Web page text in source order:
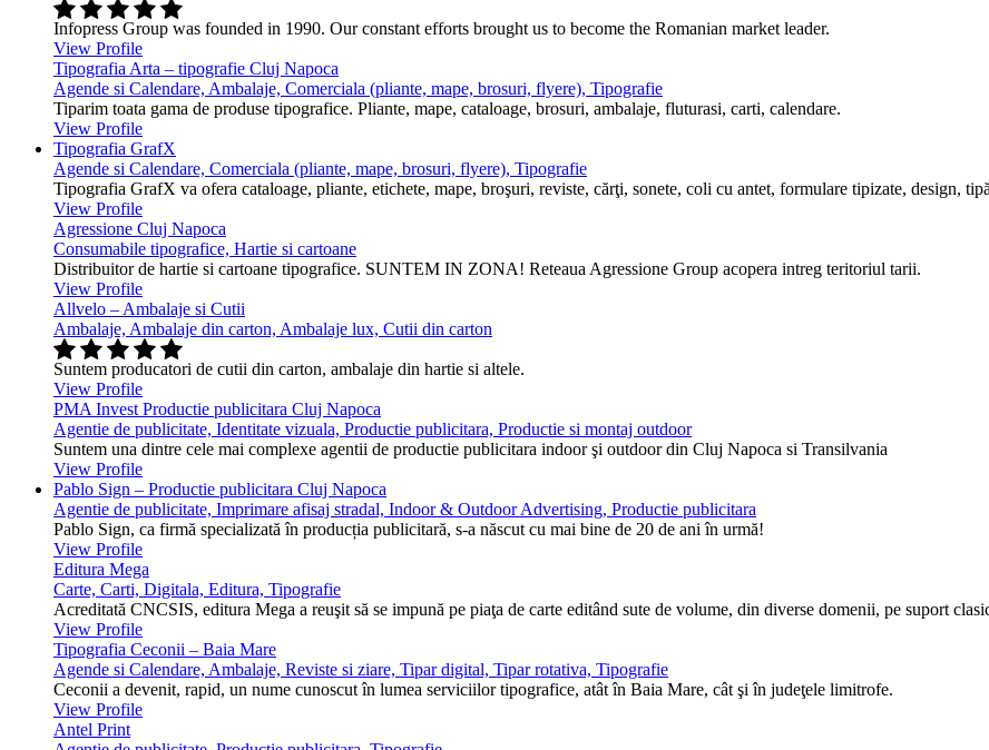
Infopress Group was founded in 1990. Our constant efforts brought us to become the Romanian market leader.
View Profile
Tipografia Arta – tipografie Cluj Napoca
Agende si Calendare, Ambalaje, Comerciala (pliante, mape, brosuri, flyere), Tipografie
Tiparim toata gama de produse tipografice. Pliante, mape, cataloage, brosuri, ambalaje, fluturasi, carti, calendare.
View Profile
Tipografia GrafX
Agende si Calendare, Comerciala (pliante, mape, brosuri, flyere), Tipografie
Tipografia GrafX va ofera cataloage, pliante, etichete, mape, broşuri, reviste, cărţi, sonete, coli cu antet, formulare tipizate, design,
View Profile
Agressione Cluj Napoca
Consumabile tipografice, Hartie si cartoane
Distribuitor de hartie si cartoane tipografice. SUNTEM IN ZONA! Reteaua Agressione Group acopera intreg teritoriul tarii.
View Profile
Allvelo – Ambalaje si Cutii
Ambalaje, Ambalaje din carton, Ambalaje lux, Cutii din carton
Suntem producatori de cutii din carton, ambalaje din hartie si altele.
View Profile
PMA Invest Productie publicitara Cluj Napoca
Agentie de publicitate, Identitate vizuala, Productie publicitara, Productie si montaj outdoor
Suntem una dintre cele mai complexe agentii de productie publicitara indoor şi outdoor din Cluj Napoca si Transilvania
View Profile
Pablo Sign – Productie publicitara Cluj Napoca
Agentie de publicitate, Imprimare afisaj stradal, Indoor & Outdoor Advertising, Productie publicitara
Pablo Sign, ca firmă specializată în producția publicitară, s-a născut cu mai bine de 20 de ani în urmă!
View Profile
Editura Mega
Carte, Carti, Digitala, Editura, Tipografie
Acreditată CNCSIS, editura Mega a reuşit să se impună pe piaţa de carte editând sute de volume, din diverse domenii, pe suport
View Profile
Tipografia Ceconii – Baia Mare
Agende si Calendare, Ambalaje, Reviste si ziare, Tipar digital, Tipar rotativa, Tipografie
Ceconii a devenit, rapid, un nume cunoscut în lumea serviciilor tipografice, atât în Baia Mare, cât şi în judeţele limitrofe.
View Profile
Antel Print